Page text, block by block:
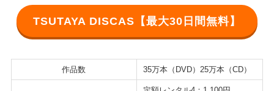
TSUTAYA DISCAS【最大30日間無料】
作品数 35万本（DVD）25万本（CD）